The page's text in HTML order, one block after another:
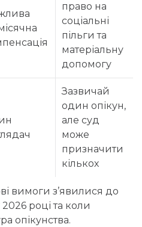
право на
соціальні
пільги та
матеріальну
допомогу
Зазвичай
один опікун,
але суд
може
призначити
кількох
вимоги з’явилися до
році та коли
опікунства.